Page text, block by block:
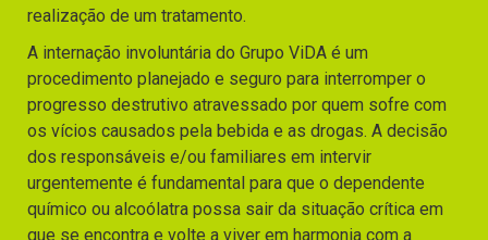
realização de um tratamento.
A internação involuntária do Grupo ViDA é um
procedimento planejado e seguro para interromper o
progresso destrutivo atravessado por quem sofre com
os vícios causados pela bebida e as drogas. A decisão
dos responsáveis e/ou familiares em intervir
urgentemente é fundamental para que o dependente
químico ou alcoólatra possa sair da situação crítica em
que se encontra e volte a viver em harmonia com a